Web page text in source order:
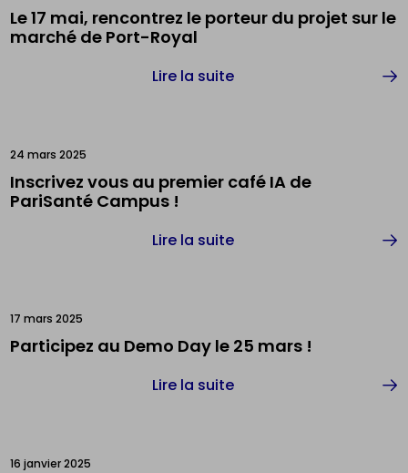
Le 17 mai, rencontrez le porteur du projet sur le
marché de Port-Royal
Lire la suite
24 mars 2025
Inscrivez vous au premier café IA de
PariSanté Campus !
Lire la suite
17 mars 2025
Participez au Demo Day le 25 mars !
Lire la suite
16 janvier 2025